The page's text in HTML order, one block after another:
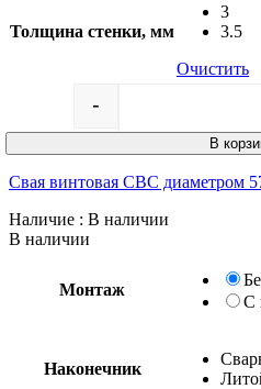
Толщина стенки, мм
3
3.5
Очистить
-
В
Свая винтовая СВС диаметром
Наличие : В наличии
В наличии
Монтаж
С
Наконечник